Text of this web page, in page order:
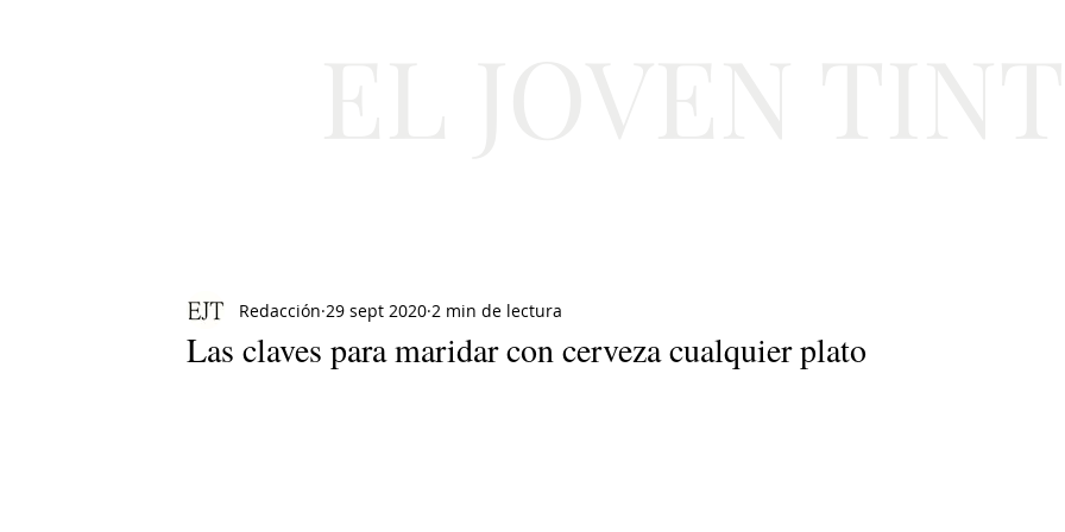
Las claves para maridar con cerveza cualquier plato
Redacción 29 sept 2020 2 min de lectura